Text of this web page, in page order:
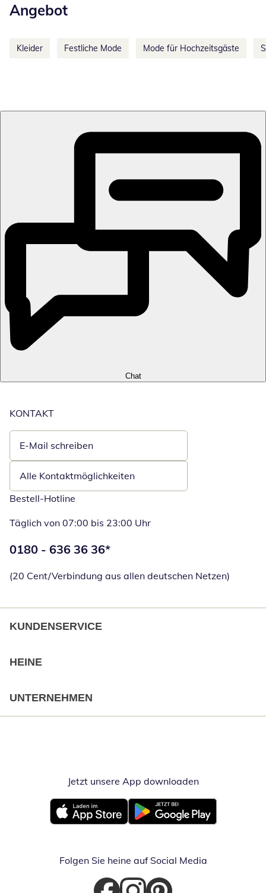
Angebot
Kleider Festliche Mode Mode für Hochzeitsgäste
Chat
KONTAKT
E-Mail schreiben
Öffnet E-Mail-Client
Alle Kontaktmöglichkeiten
Bestell-Hotline
Täglich von 07:00 bis 23:00 Uhr
Telefonnummer:
0180 - 636 36 36*
(20 Cent/Verbindung aus allen deutschen Netzen)
KUNDENSERVICE
HEINE
UNTERNEHMEN
Jetzt unsere App downloadenÖffnet in
Öffnet in neuem FensterÖffnet in neuem Fenster
Folgen Sie heine auf Social Media